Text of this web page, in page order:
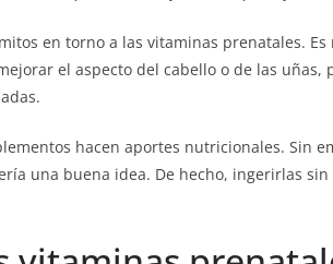
en torno a las vitaminas prenatales.
el aspecto del cabello o de las uñas,
hacen aportes nutricionales. Sin
una buena idea. De hecho, ingerirlas